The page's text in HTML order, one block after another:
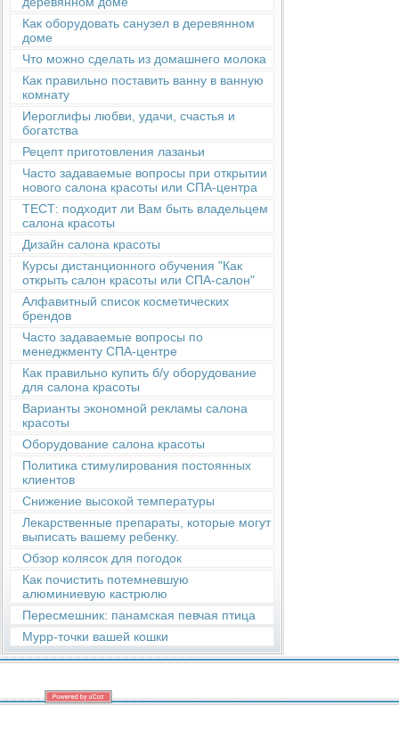
Как оборудовать санузел в деревянном
доме
Что можно сделать из домашнего молока
Как правильно поставить ванну в ванную
комнату
Иероглифы любви, удачи, счастья и
богатства
Рецепт приготовления лазаньи
Часто задаваемые вопросы при открытии
нового салона красоты или СПА-центра
ТЕСТ: подходит ли Вам быть владельцем
салона красоты
Дизайн салона красоты
Курсы дистанционного обучения "Как
открыть салон красоты или СПА-салон"
Алфавитный список косметических
брендов
Часто задаваемые вопросы по
менеджменту СПА-центре
Как правильно купить б/у оборудование
для салона красоты
Варианты экономной рекламы салона
красоты
Оборудование салона красоты
Политика стимулирования постоянных
клиентов
Снижение высокой температуры
Лекарственные препараты, которые могут
выписать вашему ребенку.
Обзор колясок для погодок
Как почистить потемневшую
алюминиевую кастрюлю
Пересмешник: панамская певчая птица
Мурр-точки вашей кошки